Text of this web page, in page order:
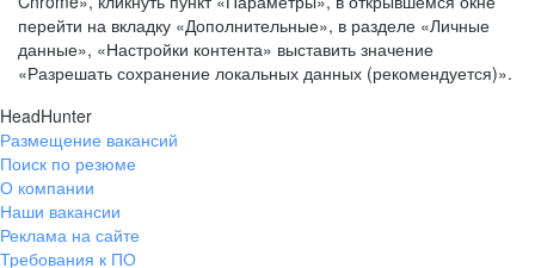
перейти на вкладку «Дополнительные», в разделе «Личные
данные», «Настройки контента» выставить значение
«Разрешать сохранение локальных данных (рекомендуется)».
HeadHunter
Размещение вакансий
Поиск по резюме
О компании
Наши вакансии
Реклама на сайте
Требования к ПО